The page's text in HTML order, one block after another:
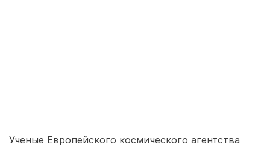
Ученые Европейского космического агентства